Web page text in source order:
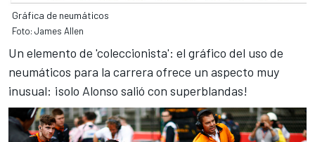
Gráfica de neumáticos
Foto: James Allen
Un elemento de 'coleccionista': el gráfico del uso de
neumáticos para la carrera ofrece un aspecto muy
inusual: ¡solo Alonso salió con superblandas!